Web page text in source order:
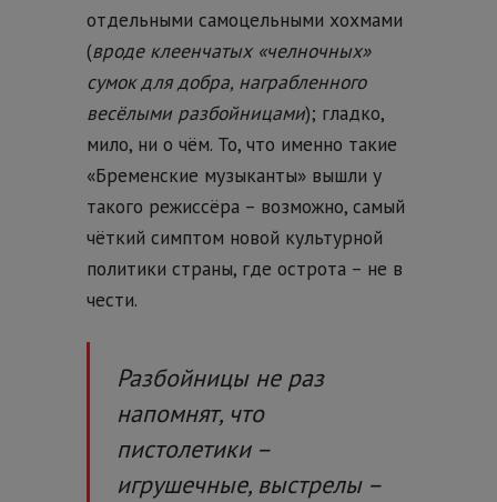
отдельными самоцельными хохмами
(вроде клеенчатых «челночных»
сумок для добра, награбленного
весёлыми разбойницами); гладко,
мило, ни о чём. То, что именно такие
«Бременские музыканты» вышли у
такого режиссёра – возможно, самый
чёткий симптом новой культурной
политики страны, где острота – не в
чести.
Разбойницы не раз
напомнят, что
пистолетики –
игрушечные, выстрелы –